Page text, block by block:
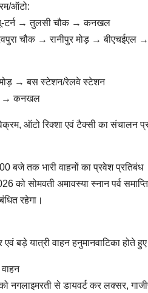
ऑटो:
यू-टर्न → तुलसी चौक → कनखल
चौक → रानीपुर मोड़ → बीएचईएल →
मोड़ → बस स्टेशन/रेलवे स्टेशन
→ कनखल
ऑटो रिक्शा एवं टैक्सी का संचालन
बजे तक भारी वाहनों का प्रवेश प्रतिबंध
सोमवती अमावस्या स्नान पर्व
रहेगा।
यात्री वाहन हनुमानवाटिका होते
से डायवर्ट कर लक्सर, गाजीपुर,